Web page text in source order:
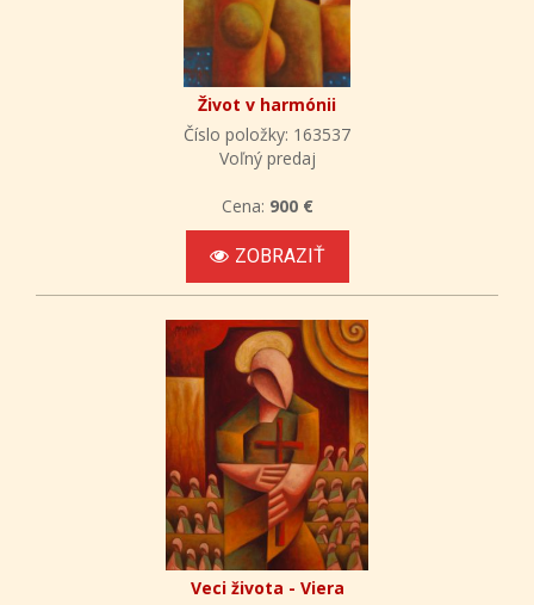
Život v harmónii
Číslo položky: 163537
Voľný predaj
Cena: 900 €
ZOBRAZIŤ
Veci života - Viera